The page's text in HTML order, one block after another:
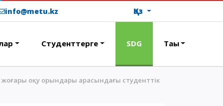
ОҚУ АҚЫСЫН ТӨЛЕУ
info@metu.kz Қаз
Студенттерге SDG Тағы
оқу орындары арасындағы студенттік